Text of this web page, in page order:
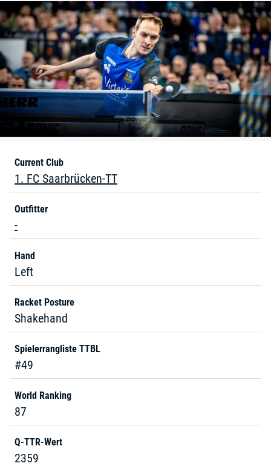
Current Club
1. FC Saarbrücken-TT
Outfitter
-
Hand
Left
Racket Posture
Shakehand
Spielerrangliste TTBL
#49
World Ranking
87
Q-TTR-Wert
2359